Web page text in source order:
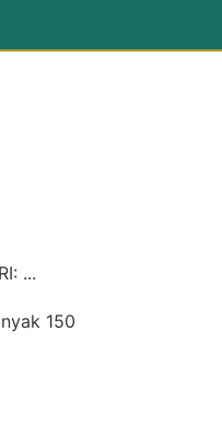
...
150